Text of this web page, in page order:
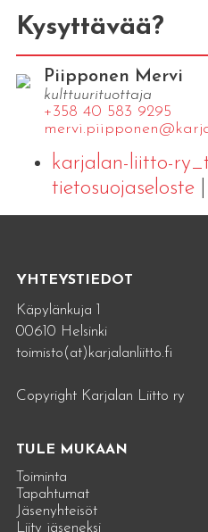
Kysyttävää?
Piipponen Mervi
kulttuurituottaja
+358 40 583 9295
karjalan-liitto-
tietosuojaseloste|
YHTEYSTIEDOT
Käpylänkuja 1
00610 Helsinki
toimisto(at)karjalanliitto.fi
Copyright Karjalan Liitto ry
TULE MUKAAN
Toiminta
Tapahtumat
Jäsenyhteisöt
Liity jäseneksi